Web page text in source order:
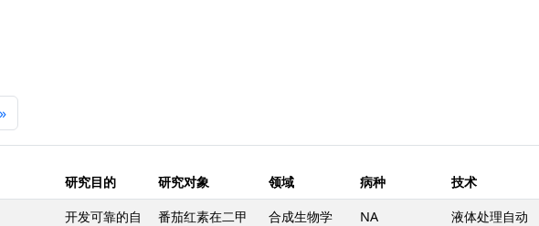
»
研究目的 研究对象 领域 病种
技术
开发可靠的自
番茄红素在二甲
合成生物学 NA
液体处理自动